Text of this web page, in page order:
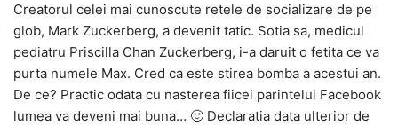
Creatorul celei mai cunoscute retele de socializare de pe
glob, Mark Zuckerberg, a devenit tatic. Sotia sa, medicul
pediatru Priscilla Chan Zuckerberg, i-a daruit o fetita ce va
purta numele Max. Cred ca este stirea bomba a acestui an.
De ce? Practic odata cu nasterea fiicei parintelui Facebook
lumea va deveni mai buna… 🙂 Declaratia data ulterior de